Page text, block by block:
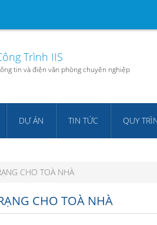
Trình IIS
tin và điện văn phòng chuyên nghiệp
DỰ ÁN TIN TỨC QUY
CHO TOÀ NHÀ
CHO TOÀ NHÀ